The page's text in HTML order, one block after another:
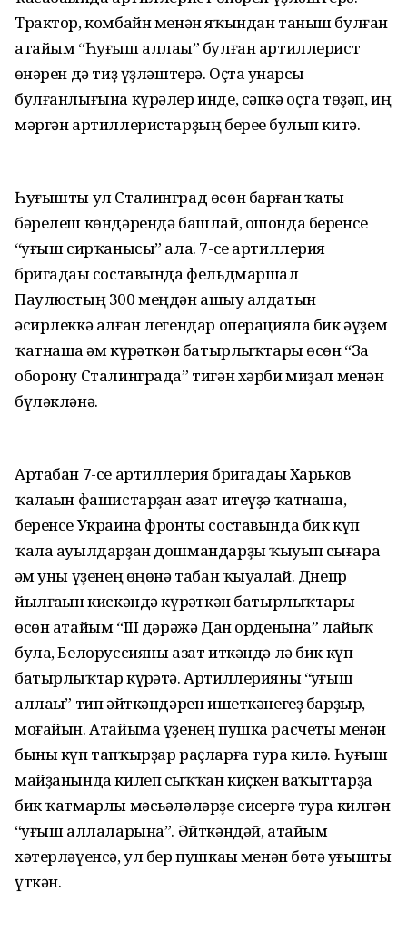
Трактор, комбайн менән яҡындан таныш булған
атайым “Һуғыш аллаһы” булған артиллерист
һөнәрен дә тиҙ үҙләштерә. Оҫта һунарсы
булғанлығына күрәлер инде, сәпкә оҫта төҙәп, иң
мәргән артиллеристарҙың береһе булып китә.
Һуғышты ул Сталинград өсөн барған ҡаты
бәрелеш көндәрендә башлай, ошонда беренсе
“һуғыш сирҡанысы” ала. 7-се артиллерия
бригадаһы составында фельдмаршал
Паулюстың 300 меңдән ашыу һалдатын
әсирлеккә алған легендар операцияла бик әүҙем
ҡатнаша һәм күрһәткән батырлыҡтары өсөн “За
оборону Сталинграда” тигән хәрби миҙал менән
бүләкләнә.
Артабан 7-се артиллерия бригадаһы Харьков
ҡалаһын фашистарҙан азат итеүҙә ҡатнаша,
беренсе Украина фронты составында бик күп
ҡала ауылдарҙан дошмандарҙы ҡыуып сығара
һәм уны үҙенең өңөнә табан ҡыуалай. Днепр
йылғаһын кискәндә күрһәткән батырлыҡтары
өсөн атайым “III дәрәжә Дан орденына” лайыҡ
була, Белоруссияны азат иткәндә лә бик күп
батырлыҡтар күрһәтә. Артиллерияны “һуғыш
аллаһы” тип әйткәндәрен ишеткәнегеҙ барҙыр,
моғайын. Атайыма үҙенең пушка расчеты менән
быны күп тапҡырҙар раҫларға тура килә. Һуғыш
майҙанында килеп сыҡҡан киҫкен ваҡыттарҙа
бик ҡатмарлы мәсьәләләрҙе сисергә тура килгән
“һуғыш аллаларына”. Әйткәндәй, атайым
хәтерләүенсә, ул бер пушкаһы менән бөтә һуғышты
үткән.